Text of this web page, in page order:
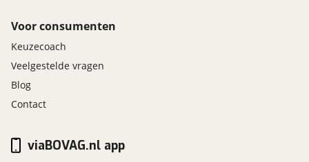
Voor consumenten
Keuzecoach
Veelgestelde vragen
Blog
Contact
viaBOVAG.nl app